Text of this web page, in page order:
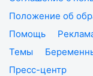
Положение об
Помощь
Темы
Пресс-центр